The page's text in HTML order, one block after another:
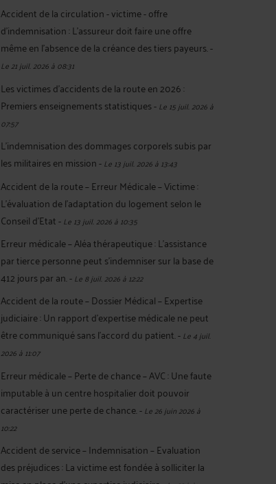
Accident de la circulation - victime - offre
d'indemnisation : L'assureur doit faire une offre
même en l'absence de la créance des tiers payeurs.-
Le 21 juil. 2026 à 08:31
Les victimes d’accidents de la route en 2026 :
Premiers enseignements statistiques-Le 15 juil. 2026 à
07:57
L’indemnisation des dommages corporels subis par
les militaires en mission-Le 13 juil. 2026 à 13:43
Accident de la route – Erreur Médicale – Victime :
L’évaluation de l’adaptation du logement selon le
Conseil d’Etat-Le 13 juil. 2026 à 10:35
Erreur médicale – Aléa thérapeutique : L’assistance
par tierce personne peut s’indemniser sur la base de
412 jours par an.-Le 8 juil. 2026 à 12:22
Accident de la route – Dossier Médical – Expertise
judiciaire : Un rapport d'expertise médicale ne peut
être communiqué sans l'accord du patient.-Le 4 juil.
2026 à 11:07
Erreur médicale – Perte de chance – AVC : Une faute
imputable à un centre hospitalier doit pouvoir
caractériser une perte de chance.-Le 26 juin 2026 à
10:22
Accident de service – Indemnisation – Evaluation
des préjudices : La victime est fondée à solliciter la